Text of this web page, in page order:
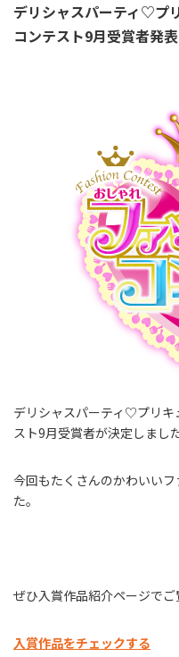
デリシャスパーティ♡プ
コンテスト9月受賞者発表
デリシャスパーティ♡プリ
スト9月受賞者が決定しました
今回もたくさんのかわいい
た。
ぜひ入賞作品紹介ページでご
入賞作品をチェックする